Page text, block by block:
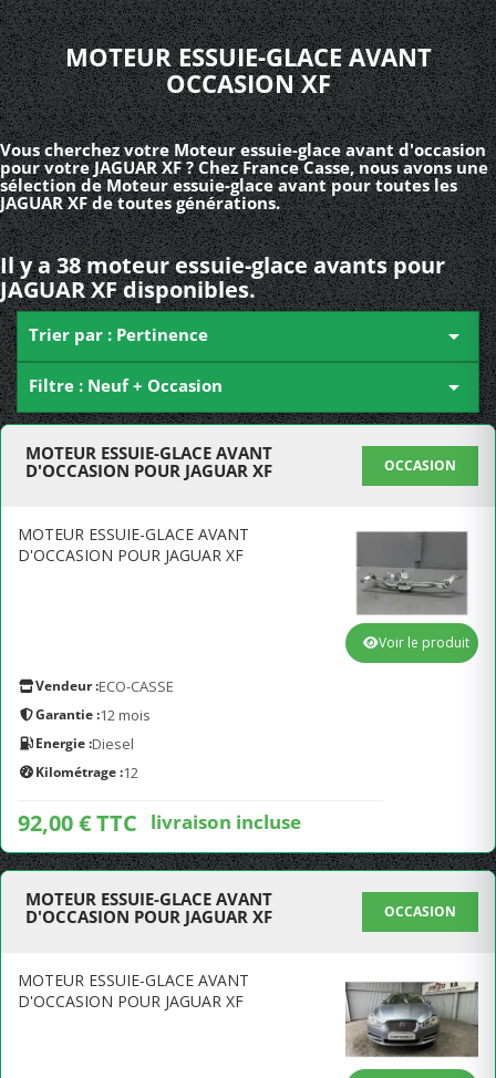
MOTEUR ESSUIE-GLACE AVANT
OCCASION XF
Vous cherchez votre Moteur essuie-glace avant d'occasion
pour votre JAGUAR XF ? Chez France Casse, nous avons une
sélection de Moteur essuie-glace avant pour toutes les
JAGUAR XF de toutes générations.
Il y a 38 moteur essuie-glace avants pour
JAGUAR XF disponibles.
Trier par : Pertinence 
Filtre : Neuf + Occasion 
MOTEUR ESSUIE-GLACE AVANT
D'OCCASION POUR JAGUAR XF
OCCASION
MOTEUR ESSUIE-GLACE AVANT
D'OCCASION POUR JAGUAR XF
Vendeur :ECO-CASSE
Garantie :12 mois
Energie :Diesel
Kilométrage :12
92,00 € TTC livraison incluse
Voir le produit
MOTEUR ESSUIE-GLACE AVANT
D'OCCASION POUR JAGUAR XF
OCCASION
MOTEUR ESSUIE-GLACE AVANT
D'OCCASION POUR JAGUAR XF